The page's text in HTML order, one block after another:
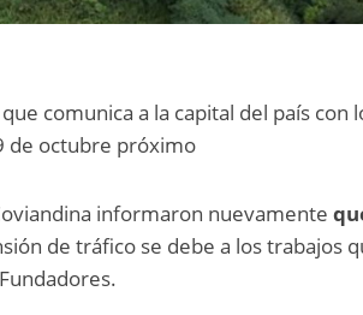
comunica a la capital del país con
de octubre próximo
informaron nuevamente
de tráfico se debe a los trabajos